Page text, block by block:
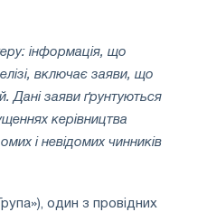
інформація, що
включає заяви, що
Дані заяви ґрунтуються
керівництва
і невідомих чинників
один з провідних